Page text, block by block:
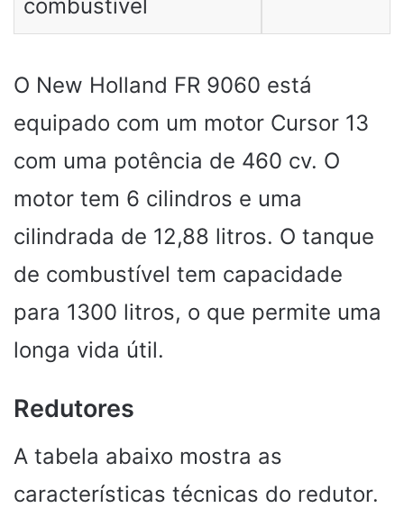
combustível
O New Holland FR 9060 está
equipado com um motor Cursor 13
com uma potência de 460 cv. O
motor tem 6 cilindros e uma
cilindrada de 12,88 litros. O tanque
de combustível tem capacidade
para 1300 litros, o que permite uma
longa vida útil.
Redutores
A tabela abaixo mostra as
características técnicas do redutor.